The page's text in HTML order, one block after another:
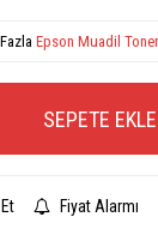
Epson Muadil Toner
SEPETE EKLE
Fiyat Alarmı